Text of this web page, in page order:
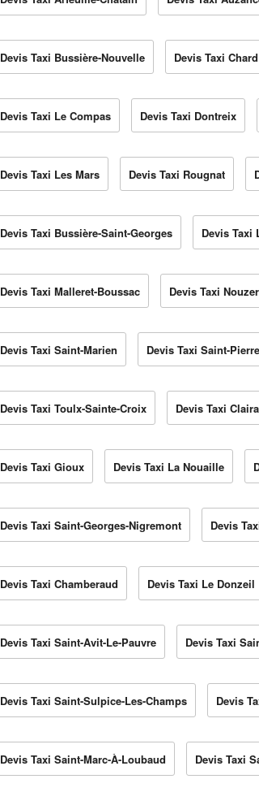
Devis Taxi Bussière-Nouvelle Devis Taxi Chard
Devis Taxi Le Compas Devis Taxi Dontreix
Devis Taxi Les Mars Devis Taxi Rougnat
Devis Taxi Bussière-Saint-Georges Devis Taxi
Devis Taxi Malleret-Boussac Devis Taxi
Devis Taxi Saint-Marien Devis Taxi Saint-
Devis Taxi Toulx-Sainte-Croix Devis Taxi
Devis Taxi Gioux Devis Taxi La Nouaille
Devis Taxi Saint-Georges-Nigremont Devis
Devis Taxi Chamberaud Devis Taxi Le Donzeil
Devis Taxi Saint-Avit-Le-Pauvre Devis Taxi
Devis Taxi Saint-Sulpice-Les-Champs Devis
Devis Taxi Saint-Marc-À-Loubaud Devis Taxi